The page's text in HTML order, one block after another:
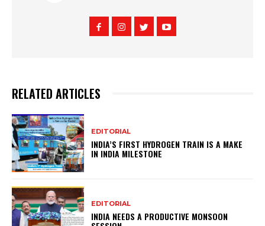
RELATED ARTICLES
EDITORIAL
INDIA’S FIRST HYDROGEN TRAIN IS A MAKE
IN INDIA MILESTONE
EDITORIAL
INDIA NEEDS A PRODUCTIVE MONSOON